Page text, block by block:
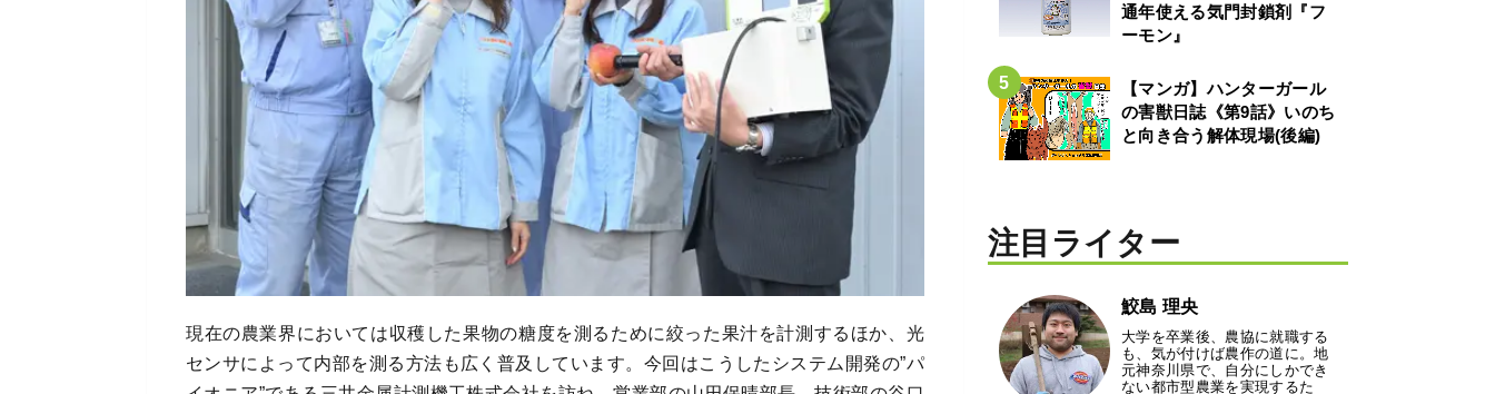
現在の農業界においては収穫した果物の糖度を測るために絞った果汁を計測するほか、光
センサによって内部を測る方法も広く普及しています。今回はこうしたシステム開発の”パ
通年使える気門封鎖剤『フ
ーモン』
【マンガ】ハンターガール
の害獣日誌《第9話》いのち
と向き合う解体現場(後編)
注目ライター
鮫島 理央
大学を卒業後、農協に就職する
も、気が付けば農作の道に。地
元神奈川県で、自分にしかでき
ない都市型農業を実現するた